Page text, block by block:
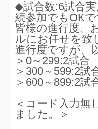
◆試合数:6試合
続参加でもOKで
皆様の進行度、
ルにお任せを致
進行度ですが、
＞0～299:2試合
＞300～599:2試
＞600～899:2試
＜コード入力無
ました。＞